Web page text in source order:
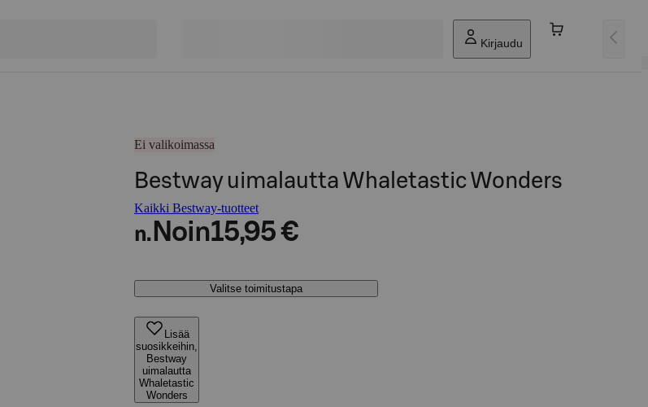
Kirjaudu
Ei valikoimassa
Bestway uimalautta Whaletastic Wonders
Kaikki Bestway-tuotteet
n. Noin15,95 €
Valitse toimitustapa
Lisää
suosikkeihin,
Bestway
uimalautta
Whaletastic
Wonders